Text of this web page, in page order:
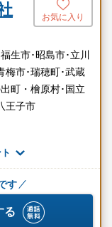
お気に入り
生市･昭島市･立川
梅市･瑞穂町･武蔵
町・檜原村･国立
王子市
す
る